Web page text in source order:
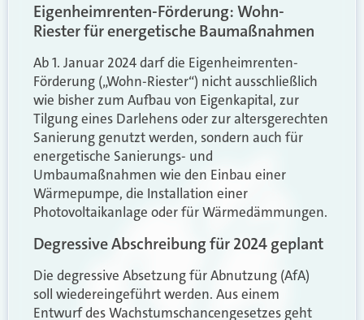
Eigenheimrenten-Förderung: Wohn-
Riester für energetische Baumaßnahmen
Ab 1. Januar 2024 darf die Eigenheimrenten-
Förderung („Wohn-Riester“) nicht ausschließlich
wie bisher zum Aufbau von Eigenkapital, zur
Tilgung eines Darlehens oder zur altersgerechten
Sanierung genutzt werden, sondern auch für
energetische Sanierungs- und
Umbaumaßnahmen wie den Einbau einer
Wärmepumpe, die Installation einer
Photovoltaikanlage oder für Wärmedämmungen.
Degressive Abschreibung für 2024 geplant
Die degressive Absetzung für Abnutzung (AfA)
soll wiedereingeführt werden. Aus einem
Entwurf des Wachstumschancengesetzes geht